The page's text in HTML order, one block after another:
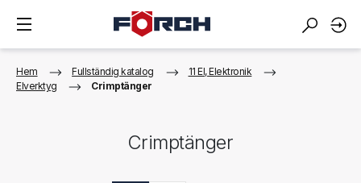
Hem Fullständig katalog
11 El, Elektronik
Elverktyg
Crimptänger
Crimptänger